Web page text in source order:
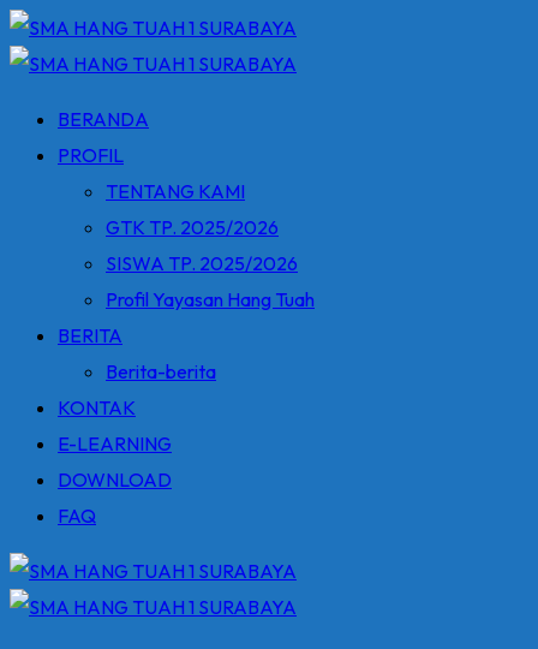
Skip
to
BERANDA
PROFIL
TENTANG KAMI
GTK TP. 2025/2026
SISWA TP. 2025/2026
Profil Yayasan Hang Tuah
BERITA
Berita-berita
KONTAK
E-LEARNING
DOWNLOAD
FAQ